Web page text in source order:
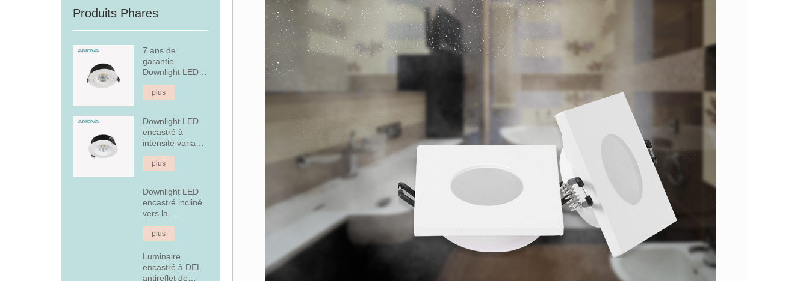
Produits Phares
7 ans de
garantie
Downlight LED
encastré à
intensité variable
plus
Downlight LED
encastré à
intensité variable
en aluminium
fixe de 7 W
plus
Downlight LED
encastré incliné
vers la
couverture
arrière
plus
Luminaire
encastré à DEL
antireflet de